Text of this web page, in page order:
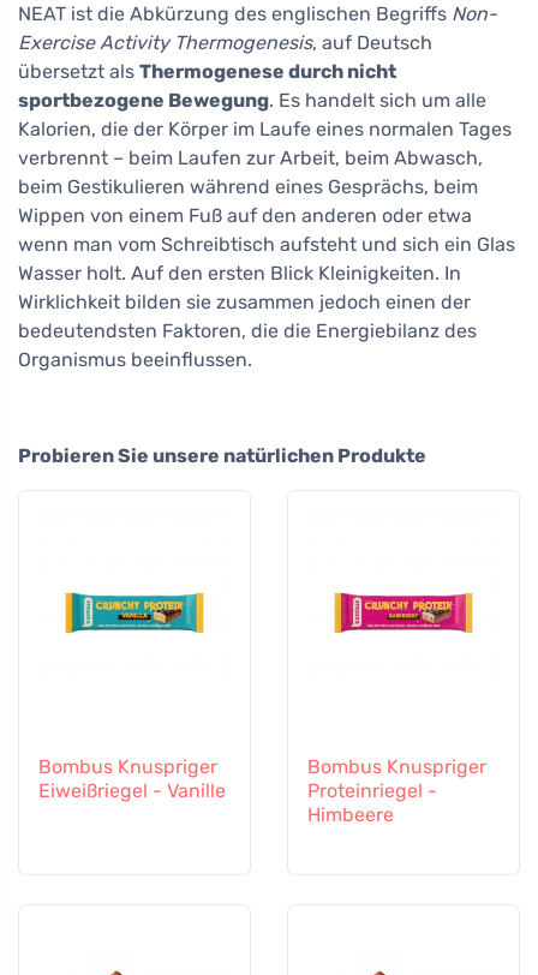
NEAT ist die Abkürzung des englischen Begriffs Non-
Exercise Activity Thermogenesis, auf Deutsch
übersetzt als Thermogenese durch nicht
sportbezogene Bewegung. Es handelt sich um alle
Kalorien, die der Körper im Laufe eines normalen Tages
verbrennt – beim Laufen zur Arbeit, beim Abwasch,
beim Gestikulieren während eines Gesprächs, beim
Wippen von einem Fuß auf den anderen oder etwa
wenn man vom Schreibtisch aufsteht und sich ein Glas
Wasser holt. Auf den ersten Blick Kleinigkeiten. In
Wirklichkeit bilden sie zusammen jedoch einen der
bedeutendsten Faktoren, die die Energiebilanz des
Organismus beeinflussen.
Probieren Sie unsere natürlichen Produkte
Bombus Knuspriger
Eiweißriegel - Vanille
Bombus Knuspriger
Proteinriegel -
Himbeere